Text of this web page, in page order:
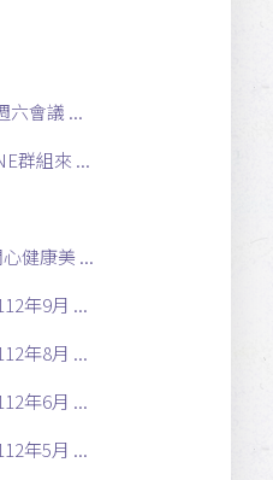
六會議 ...
群組來 ...
健康美 ...
年9月 ...
年8月 ...
年6月 ...
年5月 ...